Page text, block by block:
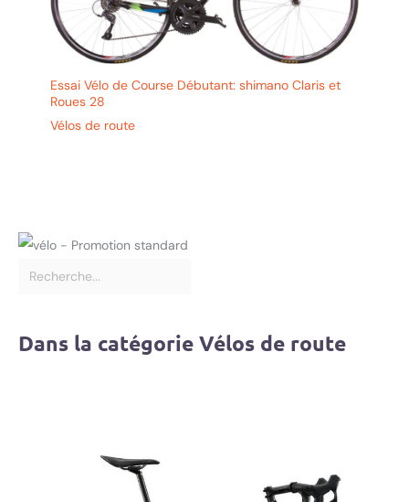
Essai Vélo de Course Débutant: shimano Claris et
Roues 28
Vélos de route
Dans la catégorie Vélos de route